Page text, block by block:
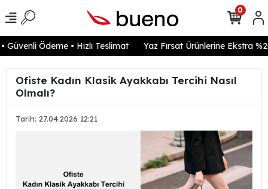
Ödeme • Hızlı Teslimat Yaz Fırsat Ürünlerine Ekstra
0
Ofiste Kadın Klasik Ayakkabı Tercihi Nasıl
Olmalı?
Tarih: 27.04.2026 12:21